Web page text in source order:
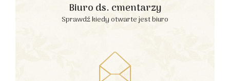
Biuro ds. cmentarzy
Sprawdź kiedy otwarte jest biuro